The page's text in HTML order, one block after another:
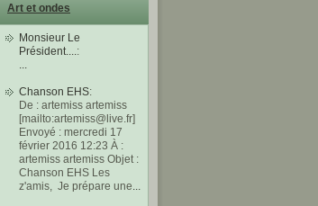
Art et ondes
Monsieur Le
Président....:
...
Chanson EHS:
De : artemiss artemiss
[mailto:artemiss@live.fr]
Envoyé : mercredi 17
février 2016 12:23 À :
artemiss artemiss Objet :
Chanson EHS Les
z'amis, Je prépare une...